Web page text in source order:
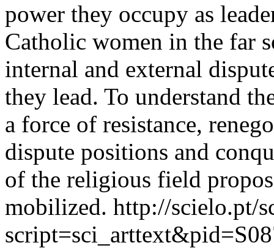
power they occupy as
Catholic women in the far
internal and external
they lead. To understand
a force of resistance,
dispute positions and
of the religious field
mobilized. http://scielo.pt/